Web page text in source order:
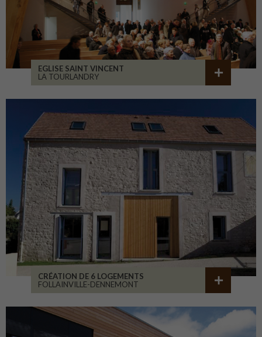
EGLISE SAINT VINCENT
LA TOURLANDRY
CRÉATION DE 6 LOGEMENTS
FOLLAINVILLE-DENNEMONT